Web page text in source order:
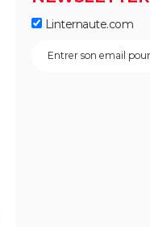
Linternaute.com